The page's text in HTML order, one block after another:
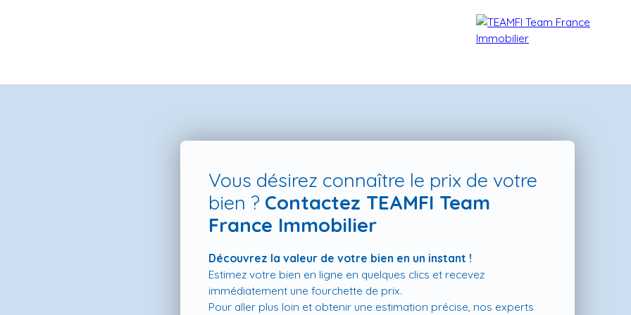
LA TEAM RECRUTEMENT TÉMOIGNAGES
Vous désirez connaître le prix de votre
bien ? Contactez TEAMFI Team
France Immobilier
Découvrez la valeur de votre bien en un instant !
Estimez votre bien en ligne en quelques clics et recevez
immédiatement une fourchette de prix.
Pour aller plus loin et obtenir une estimation précise, nos experts